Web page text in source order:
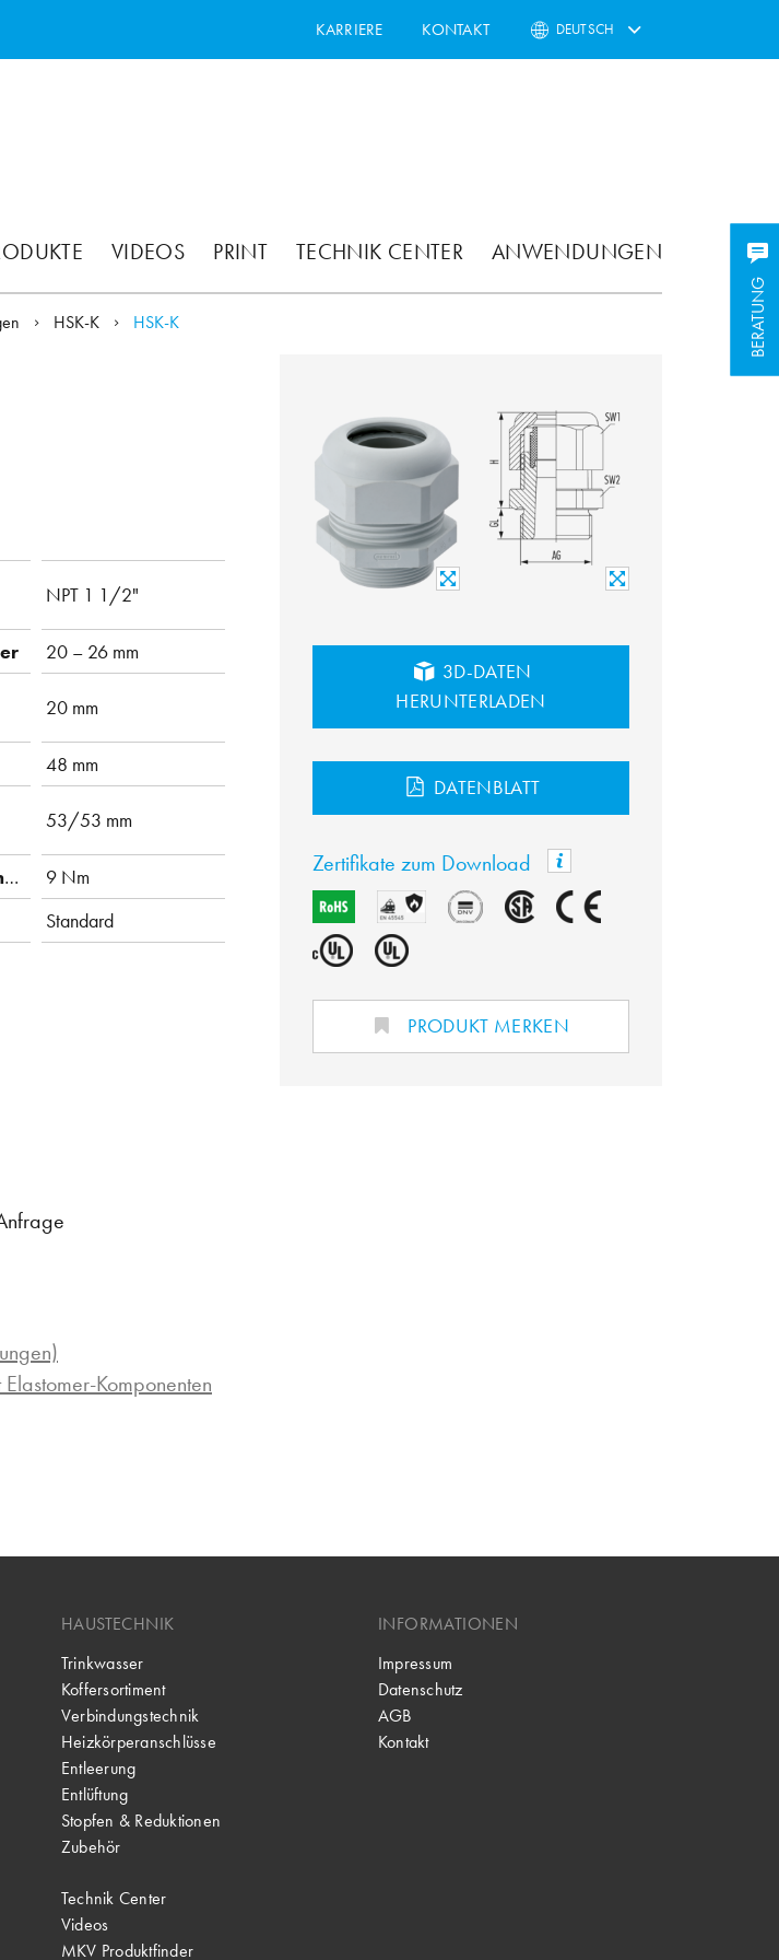
KARRIERE KONTAKT DEUTSCH
VIDEOS PRINT TECHNIK CENTER ANWENDUNGEN
BERATUNG
BERATUNG
HSK-K HSK-K
NPT 1 1/2"
20 – 26 mm
20 mm
48 mm
53/53 mm
Anzugsdrehmoment
9 Nm
Standard
Komponenten
3D-DATEN
HERUNTERLADEN
DATENBLATT
Zertifikate zum Download
PRODUKT MERKEN
HAUSTECHNIK
Trinkwasser
Koffersortiment
Verbindungstechnik
Heizkörperanschlüsse
Entleerung
Entlüftung
Stopfen & Reduktionen
Zubehör
Technik Center
Videos
MKV Produktfinder
INFORMATIONEN
Impressum
Datenschutz
AGB
Kontakt